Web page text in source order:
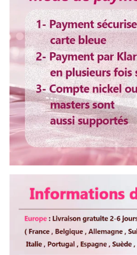
Bande d'elastique
Lace Suisse
Abonnez-
Non,